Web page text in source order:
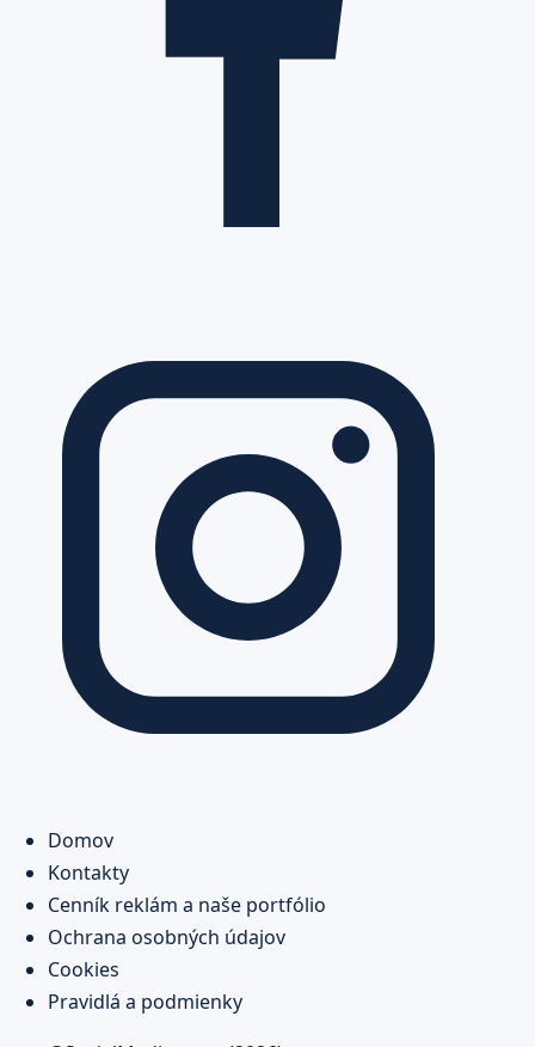
Domov
Kontakty
Cenník reklám a naše portfólio
Ochrana osobných údajov
Cookies
Pravidlá a podmienky